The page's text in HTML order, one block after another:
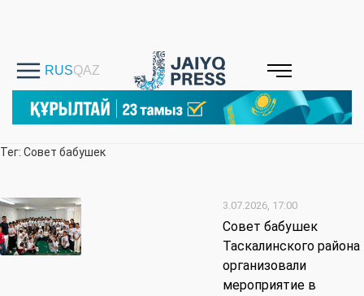
Тег: Совет бабушек
3.07.2026, 17:00
Совет бабушек
Таскалинского района
организовали
мероприятие в